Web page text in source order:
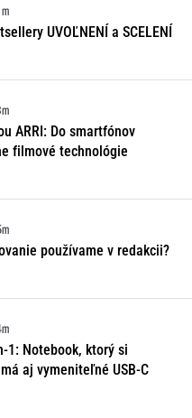
UVOĽNENÍ a SCELENÍ
ARRI: Do smartfónov
filmové technológie
používame v redakcii?
1: Notebook, ktorý si
aj vymeniteľné USB-C